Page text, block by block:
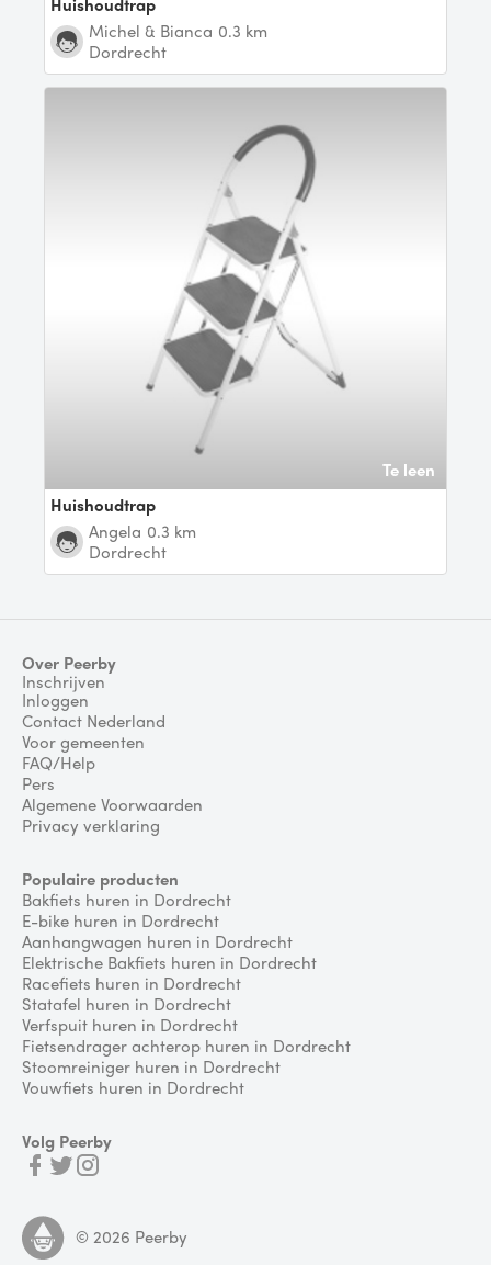
Michel & Bianca 0.3 km
Dordrecht
Te leen
Huishoudtrap
Angela 0.3 km
Dordrecht
Over Peerby
Inschrijven
Inloggen
Contact Nederland
Voor gemeenten
FAQ/Help
Pers
Algemene Voorwaarden
Privacy verklaring
Populaire producten
Bakfiets huren in Dordrecht
E-bike huren in Dordrecht
Aanhangwagen huren in Dordrecht
Elektrische Bakfiets huren in Dordrecht
Racefiets huren in Dordrecht
Statafel huren in Dordrecht
Verfspuit huren in Dordrecht
Fietsendrager achterop huren in Dordrecht
Stoomreiniger huren in Dordrecht
Vouwfiets huren in Dordrecht
Volg Peerby
© 2026 Peerby